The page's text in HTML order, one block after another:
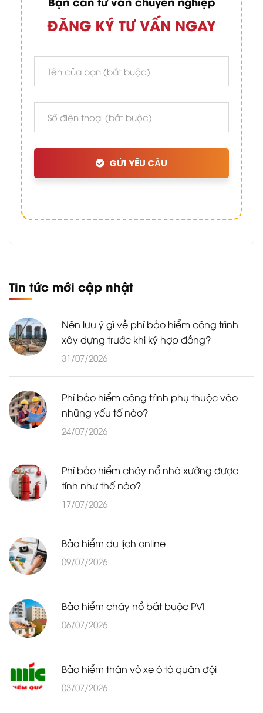
ĐĂNG KÝ TƯ VẤN NGAY
GỬI YÊU CẦU
Tin tức mới cập nhật
Nên lưu ý gì về phí bảo hiểm công trình
xây dựng trước khi ký hợp đồng?
31/07/2026
Phí bảo hiểm công trình phụ thuộc vào
những yếu tố nào?
24/07/2026
Phí bảo hiểm cháy nổ nhà xưởng được
tính như thế nào?
17/07/2026
Bảo hiểm du lịch online
09/07/2026
Bảo hiểm cháy nổ bắt buộc PVI
06/07/2026
Bảo hiểm thân vỏ xe ô tô quân đội
03/07/2026